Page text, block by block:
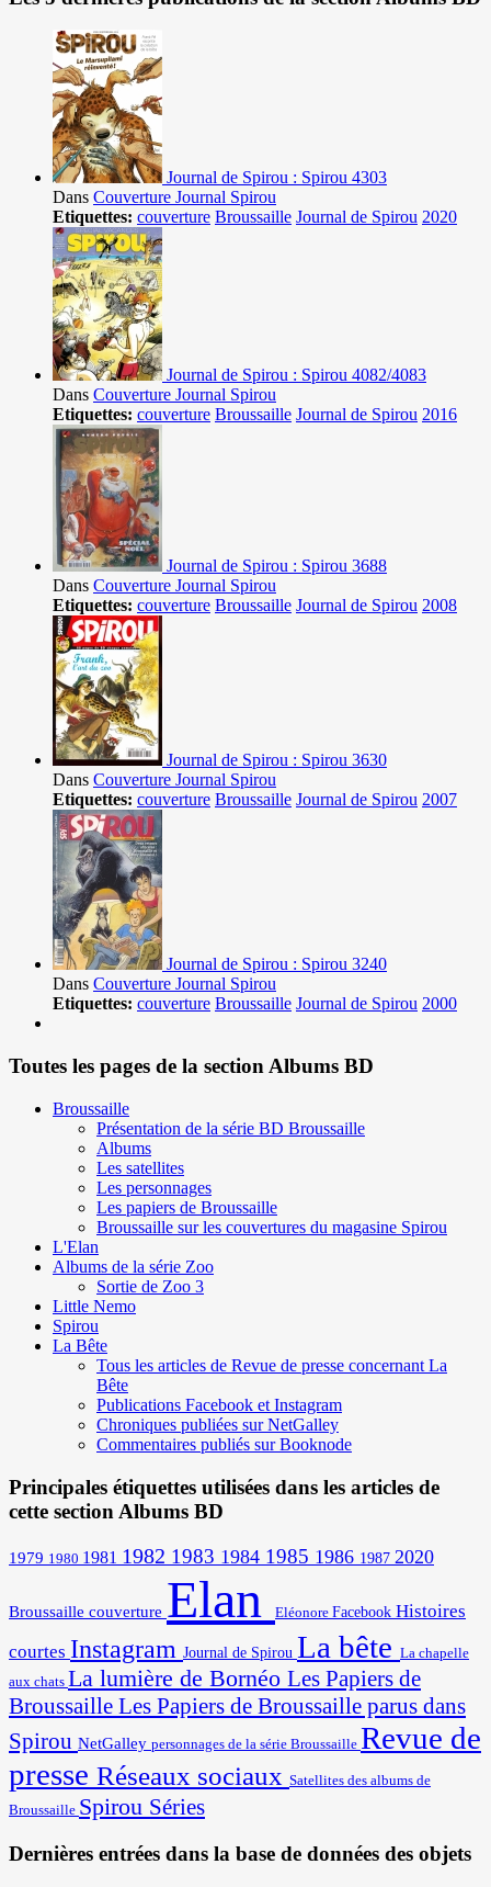
Journal de Spirou : Spirou 4303
Dans Couverture Journal Spirou
Etiquettes: couverture Broussaille Journal de Spirou 2020
Journal de Spirou : Spirou 4082/4083
Dans Couverture Journal Spirou
Etiquettes: couverture Broussaille Journal de Spirou 2016
Journal de Spirou : Spirou 3688
Dans Couverture Journal Spirou
Etiquettes: couverture Broussaille Journal de Spirou 2008
Journal de Spirou : Spirou 3630
Dans Couverture Journal Spirou
Etiquettes: couverture Broussaille Journal de Spirou 2007
Journal de Spirou : Spirou 3240
Dans Couverture Journal Spirou
Etiquettes: couverture Broussaille Journal de Spirou 2000
Toutes les pages de la section Albums BD
Broussaille
Présentation de la série BD Broussaille
Albums
Les satellites
Les personnages
Les papiers de Broussaille
Broussaille sur les couvertures du magasine Spirou
L'Elan
Albums de la série Zoo
Sortie de Zoo 3
Little Nemo
Spirou
La Bête
Tous les articles de Revue de presse concernant La
Bête
Publications Facebook et Instagram
Chroniques publiées sur NetGalley
Commentaires publiés sur Booknode
Principales étiquettes utilisées dans les articles de
cette section Albums BD
1979 1980 1981 1982 1983 1984 1985 1986 1987 2020
Broussaille couverture Elan Eléonore Facebook Histoires
courtes Instagram Journal de Spirou La bête La chapelle
aux chats La lumière de Bornéo Les Papiers de
Broussaille Les Papiers de Broussaille parus dans
Spirou NetGalley personnages de la série Broussaille Revue de
presse Réseaux sociaux Satellites des albums de
Broussaille Spirou Séries
Dernières entrées dans la base de données des objets